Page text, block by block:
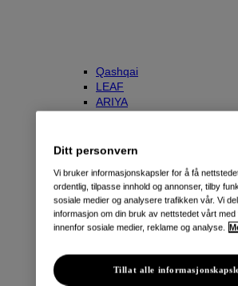
Qashqai
LEAF
ARIYA
e-NV200 Evalia
Ditt personvern
Vi bruker informasjonskapsler for å få
ordentlig, tilpasse innhold og annonser, tilby
sosiale medier og analysere trafikken vår. Vi
informasjon om din bruk av nettstedet vårt
innenfor sosiale medier, reklame og analyse.
Tillat alle